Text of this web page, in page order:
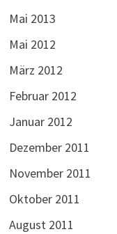
Mai 2013
Mai 2012
März 2012
Februar 2012
Januar 2012
Dezember 2011
November 2011
Oktober 2011
August 2011